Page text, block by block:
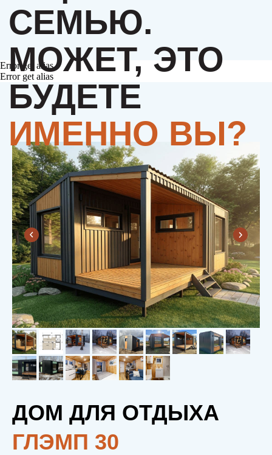
Error get alias
Error get alias
ДОМ ДЛЯ ОТДЫХА
ГЛЭМП 30